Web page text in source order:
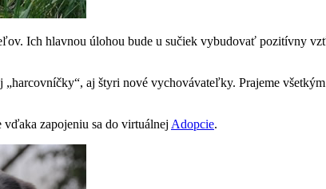
Ich hlavnou úlohou bude u sučiek vybudovať pozitívny
aj štyri nové vychovávateľky. Prajeme
zapojeniu sa do virtuálnej Adopcie.